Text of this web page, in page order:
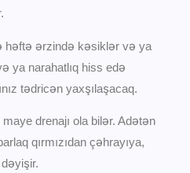
həftə ərzində kəsiklər və ya
ya narahatlıq hiss edə
tədricən yaxşılaşacaq.
drenajı ola bilər. Adətən
qırmızıdan çəhrayıya,